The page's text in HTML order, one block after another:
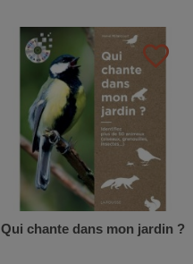
favorite_border
Qui chante dans mon jardin ?